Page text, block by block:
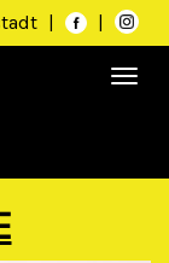
| |